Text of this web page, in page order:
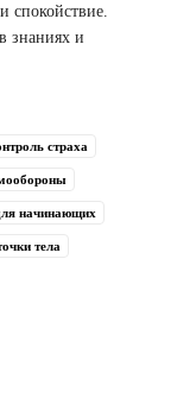
спокойствие.
знаниях и
страха
начинающих
тела